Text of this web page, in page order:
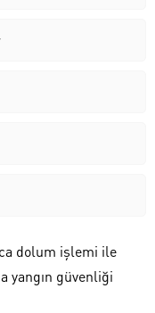
dolum işlemi ile
yangın güvenliği